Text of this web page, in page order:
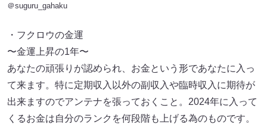
＠suguru_gahaku
・フクロウの金運
〜金運上昇の1年〜
あなたの頑張りが認められ、お金という形であなたに入っ
て来ます。特に定期収入以外の副収入や臨時収入に期待が
出来ますのでアンテナを張っておくこと。2024年に入って
くるお金は自分のランクを何段階も上げる為のものです。